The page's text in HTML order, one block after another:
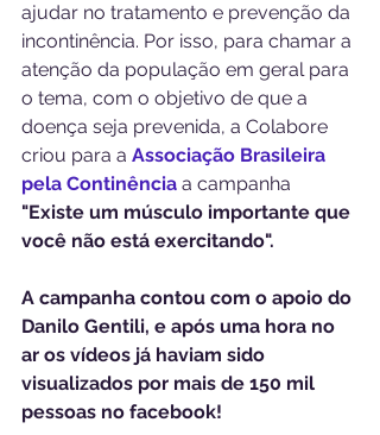
ajudar no tratamento e prevenção da
incontinência. Por isso, para chamar a
atenção da população em geral para
o tema, com o objetivo de que a
doença seja prevenida, a Colabore
criou para a Associação Brasileira
pela Continência a campanha
"Existe um músculo importante que
você não está exercitando".
A campanha contou com o apoio do
Danilo Gentili, e após uma hora no
ar os vídeos já haviam sido
visualizados por mais de 150 mil
pessoas no facebook!